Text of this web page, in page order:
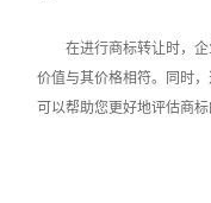
在进行商标转让时，
价值与其价格相符。同时
可以帮助您更好地评估商